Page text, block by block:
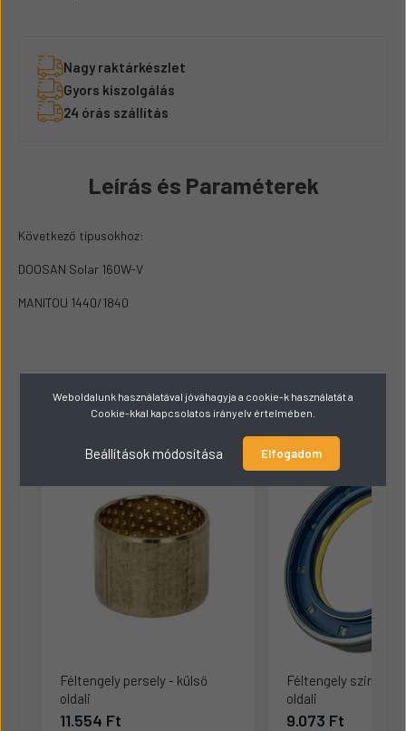
Nagy raktárkészlet
Gyors kiszolgálás
24 órás szállítás
Leírás és Paraméterek
Következő típusokhoz:
DOOSAN Solar 160W-V
MANITOU 1440/1840
Hasonló termékek 8
Féltengely persely - külső
oldali
11.554 Ft
Féltengely
oldali
9.073 Ft
Weboldalunk használatával jóváhagyja a cookie-k használatát a
Cookie-kkal kapcsolatos irányelv értelmében.
Beállítások módosítása Elfogadom